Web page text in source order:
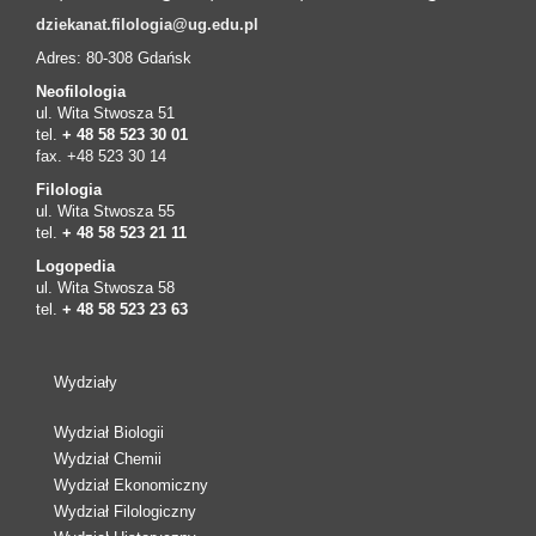
dziekanat.filologia@ug.edu.pl
Adres: 80-308 Gdańsk
Neofilologia
ul. Wita Stwosza 51
tel. + 48 58 523 30 01
fax. +48 523 30 14
Filologia
ul. Wita Stwosza 55
tel. + 48 58 523 21 11
Logopedia
ul. Wita Stwosza 58
tel. + 48 58 523 23 63
Wydziały
Wydział Biologii
Wydział Chemii
Wydział Ekonomiczny
Wydział Filologiczny